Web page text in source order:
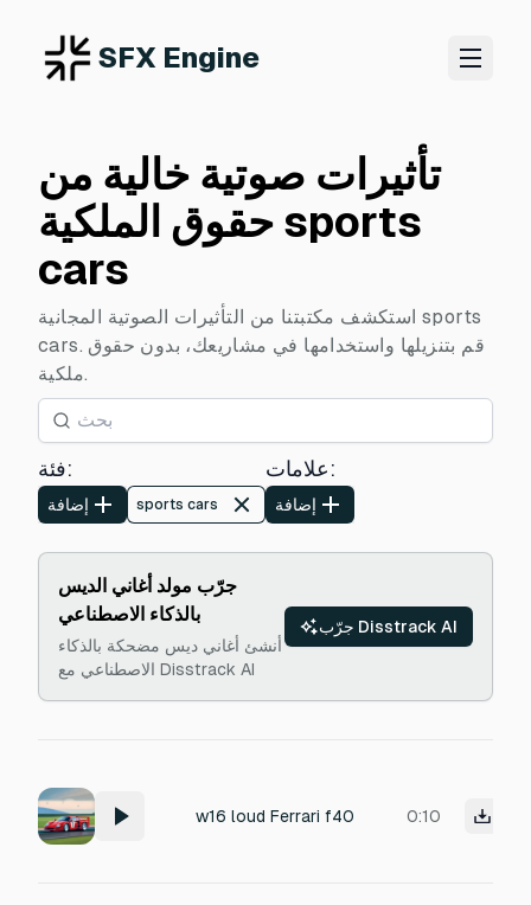
SFX Engine
تأثيرات صوتية خالية من
حقوق الملكية sports
cars
استكشف مكتبتنا من التأثيرات الصوتية المجانية sports
cars. قم بتنزيلها واستخدامها في مشاريعك، بدون حقوق
ملكية.
فئة:
إضافة sports cars
علامات:
إضافة
جرّب مولد أغاني الديس
بالذكاء الاصطناعي
أنشئ أغاني ديس مضحكة بالذكاء
الاصطناعي مع Disstrack AI
جرّب Disstrack AI
w16 loud Ferrari f40 0:10